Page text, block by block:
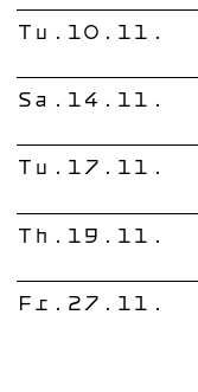
Tu.10.11.
Sa.14.11.
Tu.17.11.
Th.19.11.
Fr.27.11.